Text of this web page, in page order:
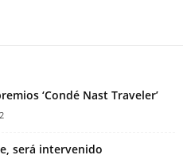
‘Condé Nast Traveler’
será intervenido